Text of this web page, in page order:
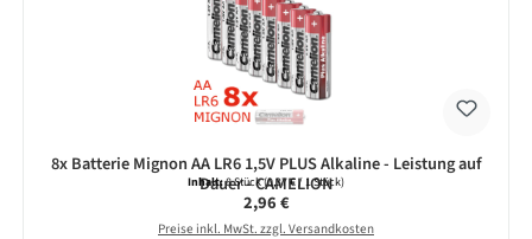
8x Batterie Mignon AA LR6 1,5V PLUS Alkaline - Leistung auf
Dauer - CAMELION
Inhalt:8 Stück(0,37 € / 1 Stück)
Regulärer Preis:
2,96 €
Preise inkl. MwSt. zzgl. Versandkosten